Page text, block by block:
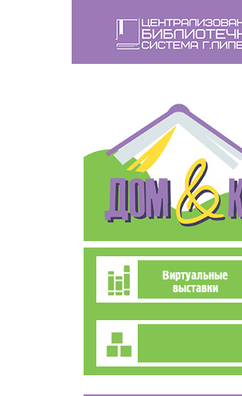
Познавательно-
развлекательное
Виртуальные
выставки